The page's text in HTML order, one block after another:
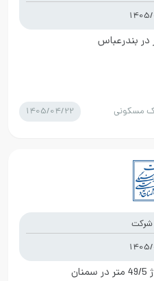
مسکونی 1405/04/22